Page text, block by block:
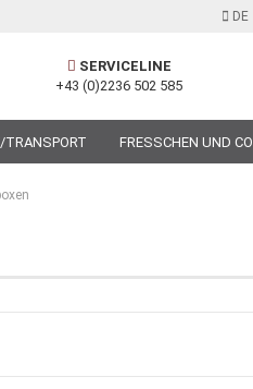
DE
SERVICELINE
+43 (0)2236 502 585
TRANSPORT FRESSCHEN UND CO